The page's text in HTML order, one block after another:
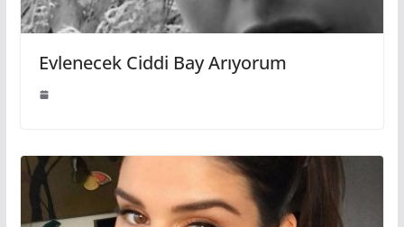
Evlenecek Ciddi Bay Arıyorum